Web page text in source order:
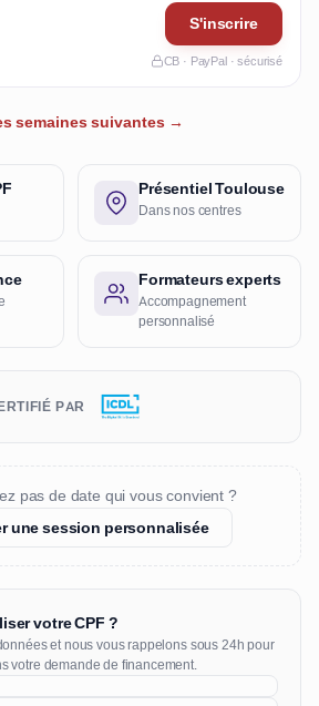
S'inscrire
CB · PayPal · sécurisé
semaines suivantes →
Présentiel Toulouse
Dans nos centres
Formateurs experts
Accompagnement
personnalisé
PAR
pas de date qui vous convient ?
une session personnalisée
votre CPF ?
et nous vous rappelons sous 24h pour
votre demande de financement.